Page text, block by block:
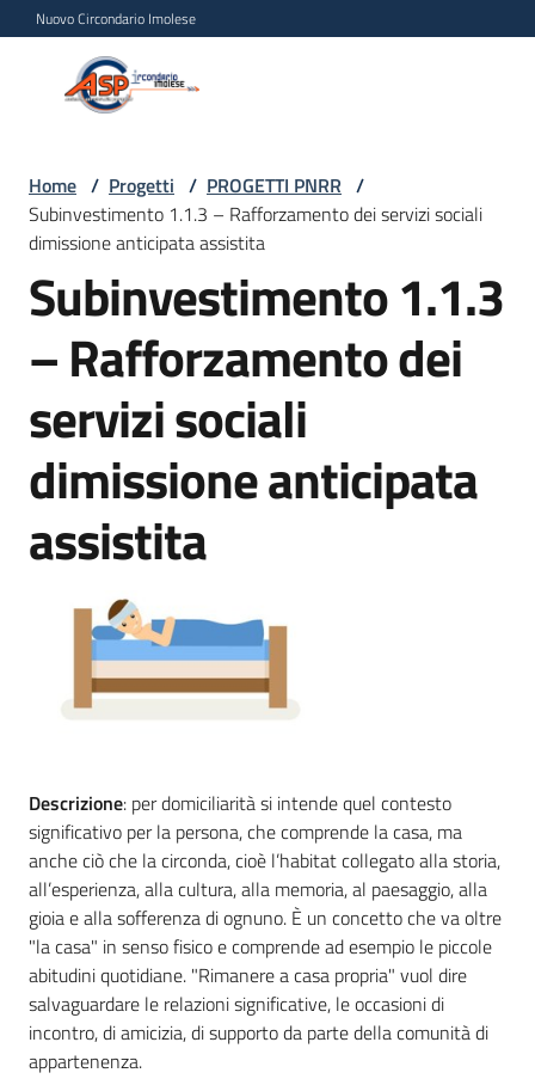
Vai al contenuto
Vai alla navigazione
Vai al footer
Nuovo Circondario Imolese
Persona
Circondario
Imolese
Chi
siamo
Servizi
Menu selezionato
Novità
Documenti
Sostieni
l'ASP
Contatti
utili
Tutti
Home / Progetti / PROGETTI PNRR /
Subinvestimento 1.1.3 – Rafforzamento dei servizi sociali
dimissione anticipata assistita
Subinvestimento 1.1.3
– Rafforzamento dei
servizi sociali
dimissione anticipata
assistita
Descrizione: per domiciliarità si intende quel contesto
significativo per la persona, che comprende la casa, ma
anche ciò che la circonda, cioè l’habitat collegato alla storia,
all’esperienza, alla cultura, alla memoria, al paesaggio, alla
gioia e alla sofferenza di ognuno. È un concetto che va oltre
"la casa" in senso fisico e comprende ad esempio le piccole
abitudini quotidiane. "Rimanere a casa propria" vuol dire
salvaguardare le relazioni significative, le occasioni di
incontro, di amicizia, di supporto da parte della comunità di
appartenenza.